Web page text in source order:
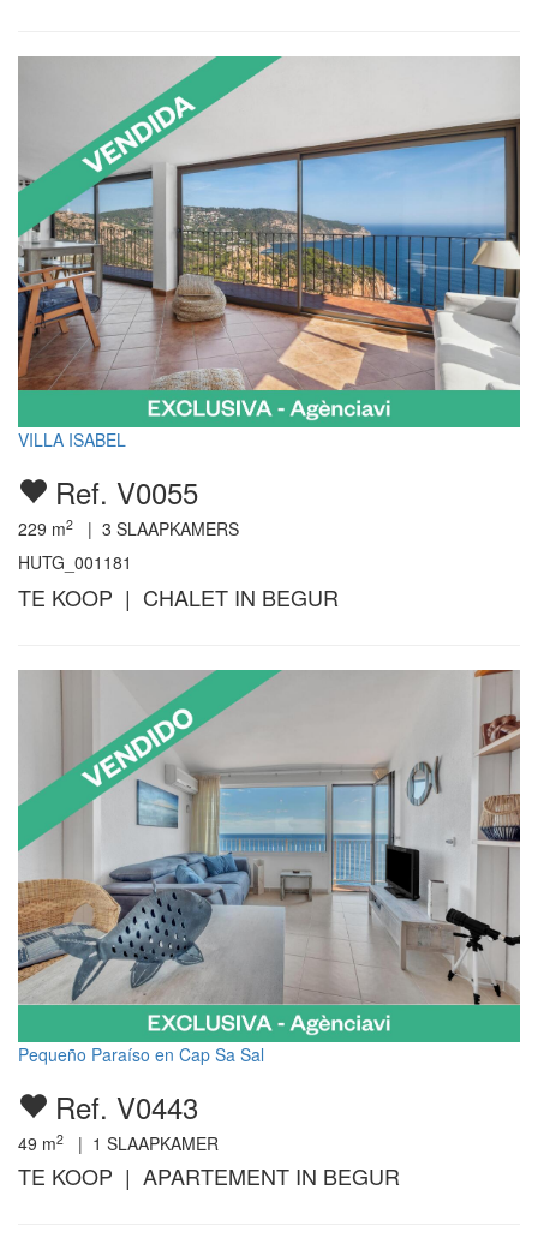
VILLA ISABEL
Ref. V0055
229 m2 | 3 SLAAPKAMERS
HUTG_001181
TE KOOP | CHALET IN BEGUR
Pequeño Paraíso en Cap Sa Sal
Ref. V0443
49 m2 | 1 SLAAPKAMER
TE KOOP | APARTEMENT IN BEGUR